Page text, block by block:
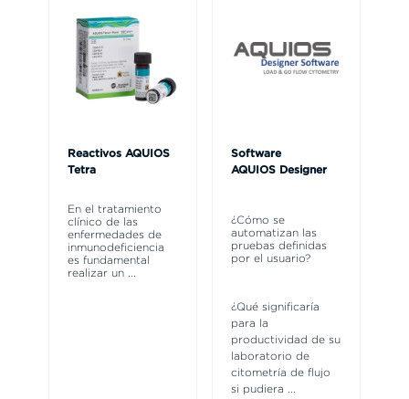
Reactivos AQUIOS
Tetra
En el tratamiento
clínico de las
enfermedades de
inmunodeficiencia
es fundamental
realizar un
Software
AQUIOS Designer
¿Cómo se
automatizan las
pruebas definidas
por el usuario?
¿Qué significaría
para la
productividad de su
laboratorio de
citometría de flujo
si pudiera